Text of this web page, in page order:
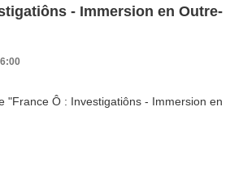
- Immersion en Outre-